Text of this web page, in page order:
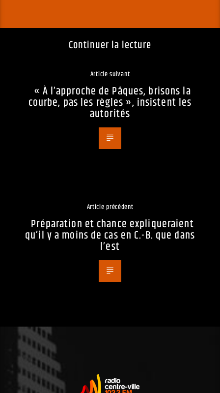
Continuer la lecture
Article suivant
« À l’approche de Pâques, brisons la
courbe, pas les règles », insistent les
autorités
Article précédent
Préparation et chance expliqueraient
qu’il y a moins de cas en C.-B. que dans
l’est